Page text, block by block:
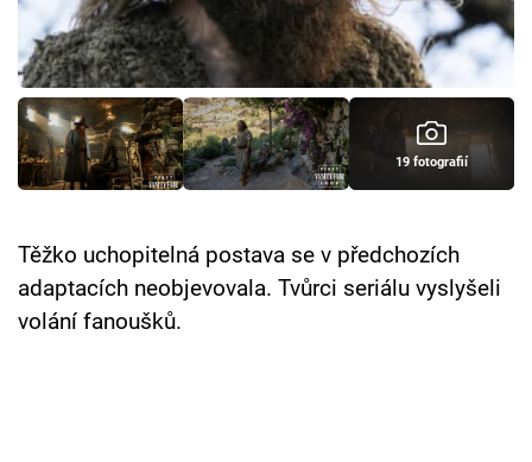
Cool Esport
Pořady
TV Program
Přihlášení
19 fotografií
Těžko uchopitelná postava se v předchozích
adaptacích neobjevovala. Tvůrci seriálu vyslyšeli
volání fanoušků.